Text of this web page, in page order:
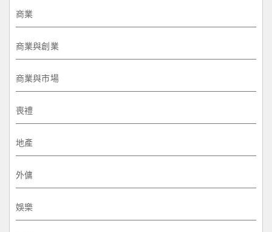
商業
商業與創業
商業與市場
喪禮
地產
外傭
娛樂